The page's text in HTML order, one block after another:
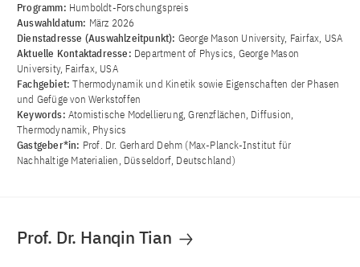
Programm: Humboldt-Forschungspreis
Auswahldatum: März 2026
Dienstadresse (Auswahlzeitpunkt): George Mason University, Fairfax, USA
Aktuelle Kontaktadresse: Department of Physics, George Mason
University, Fairfax, USA
Fachgebiet:Thermodynamik und Kinetik sowie Eigenschaften der Phasen
und Gefüge von Werkstoffen
Keywords: Atomistische Modellierung, Grenzflächen, Diffusion,
Thermodynamik, Physics
Gastgeber*in: Prof. Dr. Gerhard Dehm (Max-Planck-Institut für
Nachhaltige Materialien, Düsseldorf, Deutschland)
Prof. Dr. Hanqin Tian